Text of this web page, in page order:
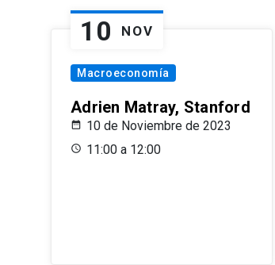
10 NOV
Macroeconomía
Adrien Matray, Stanford
10 de Noviembre de 2023
11:00 a 12:00